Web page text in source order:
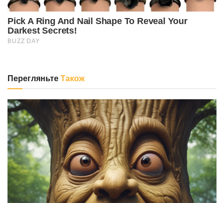
ПерегляньтеТакож